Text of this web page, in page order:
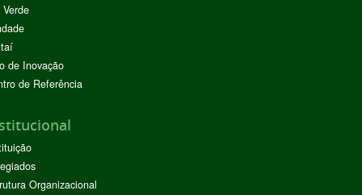
de Inovação
de Referência
Organizacional